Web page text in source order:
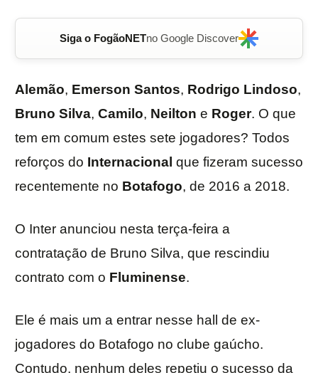
Siga o FogãoNETno Google Discover
Alemão, Emerson Santos, Rodrigo Lindoso,
Bruno Silva, Camilo, Neilton e Roger. O que
tem em comum estes sete jogadores? Todos
reforços do Internacional que fizeram sucesso
recentemente no Botafogo, de 2016 a 2018.
O Inter anunciou nesta terça-feira a
contratação de Bruno Silva, que rescindiu
contrato com o Fluminense.
Ele é mais um a entrar nesse hall de ex-
jogadores do Botafogo no clube gaúcho.
Contudo, nenhum deles repetiu o sucesso da